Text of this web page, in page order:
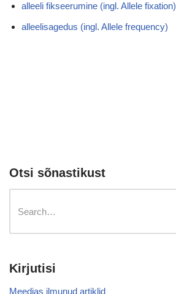
alleeli fikseerumine (ingl. Allele fixation)
alleelisagedus (ingl. Allele frequency)
Otsi sõnastikust
Kirjutisi
Meedias ilmunud artiklid